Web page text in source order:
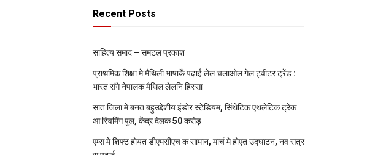
Recent Posts
साहित्य समाद – समटल प्रकाश
प्राथमिक शि‍क्षा मे मैथि‍ली भाषाकेँ पढ़ाई लेल चलाओल गेल ट्वीटर ट्रेंड :
भारत संगे नेपालक मैथिल लेलनि हिस्सा
सात जिला मे बनत बहुउद्देशीय इंडोर स्‍टेडि‍यम, सिंथेटिक एथलेटिक ट्रेक
आ स्विमिंग पुल, केंद्र देलक 50 करोड़
एम्स मे शिफ्ट होयत डीएमसीएच क सामान, मार्च मे होएत उद्घाटन, नव सत्र